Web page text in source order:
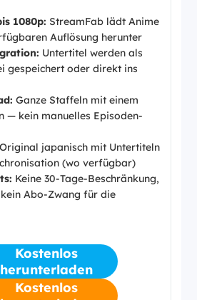
1080p: StreamFab lädt Anime
Auflösung herunter
Untertitel werden als
gespeichert oder direkt ins
Ganze Staffeln mit einem
— kein manuelles Episoden-
Original japanisch mit Untertiteln
(wo verfügbar)
Keine 30-Tage-Beschränkung,
Abo-Zwang für die
Kostenlos
herunterladen
Kostenlos